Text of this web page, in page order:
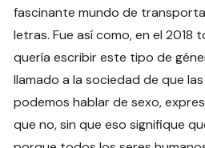
fascinante mundo de
letras. Fue así como, en el 2018
quería escribir este tipo de
llamado a la sociedad de que
podemos hablar de sexo,
que no, sin que eso signifique